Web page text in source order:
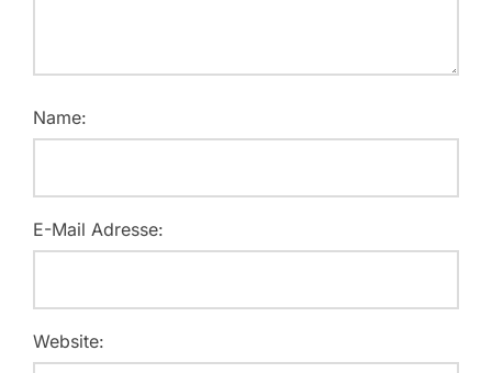
Name:
E-Mail Adresse:
Website: